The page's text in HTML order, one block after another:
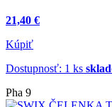
21,40 €
Kúpiť
Dostupnosť: 1 ks
Pha 9